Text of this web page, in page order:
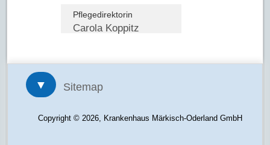
Pflegedirektorin
Carola Koppitz
▼ Sitemap
Copyright © 2026, Krankenhaus Märkisch-Oderland GmbH